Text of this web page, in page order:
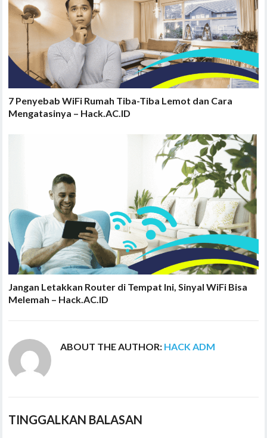
7 Penyebab WiFi Rumah Tiba-Tiba Lemot dan Cara
Mengatasinya – Hack.AC.ID
Jangan Letakkan Router di Tempat Ini, Sinyal WiFi Bisa
Melemah – Hack.AC.ID
ABOUT THE AUTHOR: HACK ADM
TINGGALKAN BALASAN